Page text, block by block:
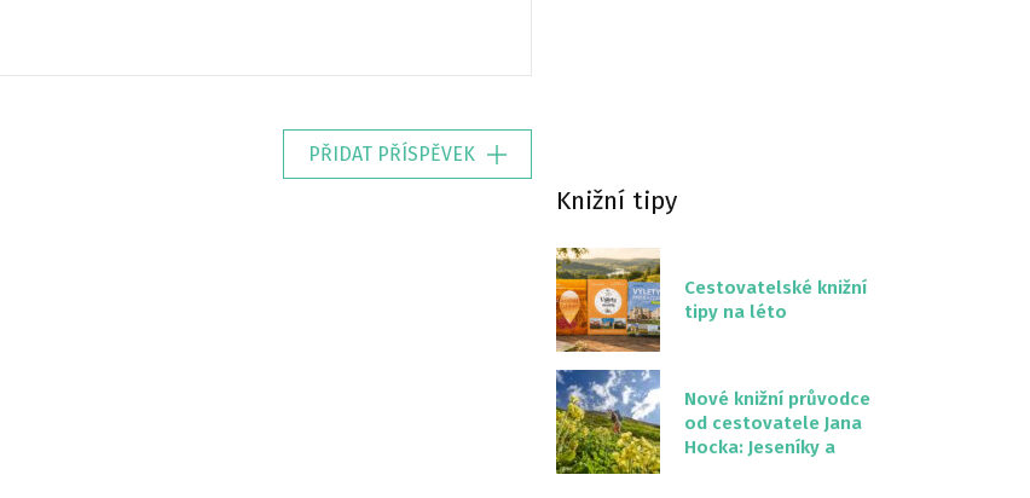
PŘIDAT PŘÍSPĚVEK
Knižní tipy
Cestovatelské knižní
tipy na léto
Nové knižní průvodce
od cestovatele Jana
Hocka: Jeseníky a